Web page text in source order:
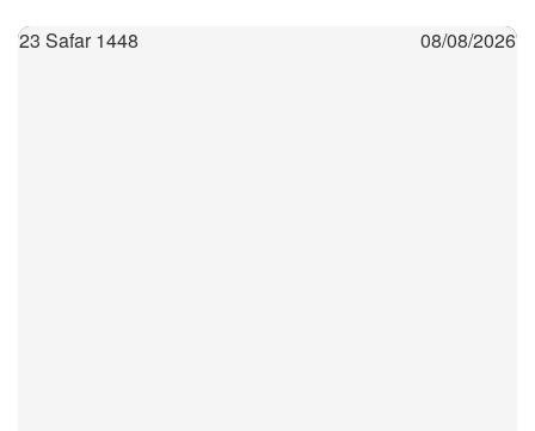
23 Safar 1448 08/08/2026